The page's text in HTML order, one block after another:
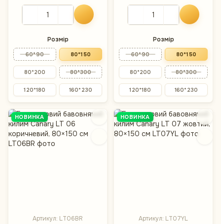
Розмір
60*90 80*150
80*200 80*300
120*180 160*230
Розмір
60*90 80*150
80*200 80*300
120*180 160*230
НОВИНКА
Артикул: LT06BR
НОВИНКА
Артикул: LT07YL